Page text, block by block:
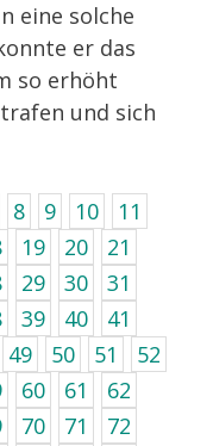
eine solche
er das
so erhöht
und sich
8 9 10
11
19 20
21
29 30
31
39 40
41
49 50 51
52
60 61
62
70 71
72